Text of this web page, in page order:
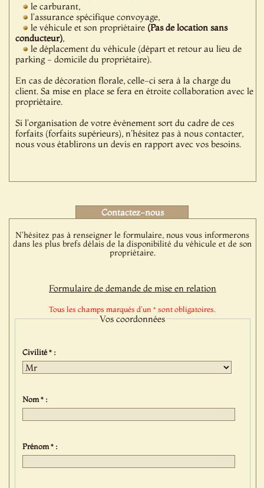
le carburant,
l'assurance spécifique convoyage,
le véhicule et son propriétaire (Pas de location sans
conducteur),
le déplacement du véhicule (départ et retour au lieu de
parking - domicile du propriétaire).
En cas de décoration florale, celle-ci sera à la charge du
client. Sa mise en place se fera en étroite collaboration avec le
propriétaire.
Si l'organisation de votre événement sort du cadre de ces
forfaits (forfaits supérieurs), n'hésitez pas à nous contacter,
nous vous établirons un devis en rapport avec vos besoins.
Contactez-nous
N'hésitez pas à renseigner le formulaire, nous vous informerons
dans les plus brefs délais de la disponibilité du véhicule et de son
propriétaire.
Formulaire de demande de mise en relation
Tous les champs marqués d'un * sont obligatoires.
Vos coordonnées
Civilité * :
Nom * :
Prénom * :